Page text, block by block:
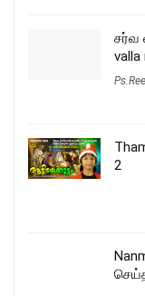
சர்வ
valla
2